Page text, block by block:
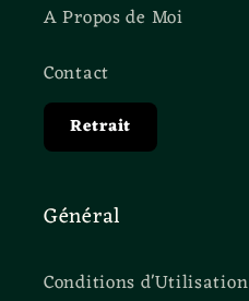
A Propos de Moi
Contact
Retrait
Général
Conditions d'Utilisation